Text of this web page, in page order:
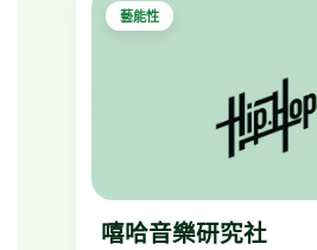
藝能性
嘻哈音樂研究社